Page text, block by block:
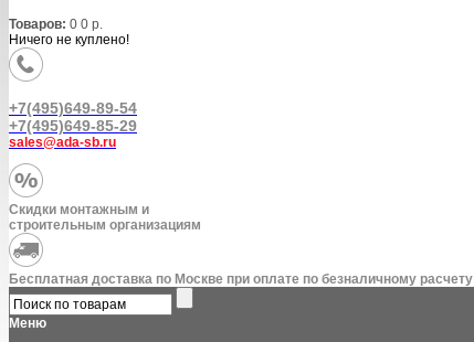
Товаров: 0 0 р.
Ничего не куплено!
+7(495)649-89-54
+7(495)649-85-29
sales@ada-sb.ru
Скидки монтажным и
строительным организациям
Бесплатная доставка по Москве при оплате по безналичному расчету
Меню